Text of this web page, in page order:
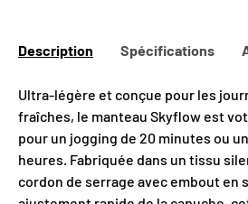
Description Spécifications
Ultra-légère et conçue pour les
fraîches, le manteau Skyflow est
pour un jogging de 20 minutes ou
heures. Fabriquée dans un tissu
cordon de serrage avec embout en